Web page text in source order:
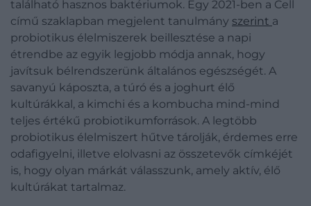
található hasznos baktériumok. Egy 2021-ben a Cell
című szaklapban megjelent tanulmány szerint a
probiotikus élelmiszerek beillesztése a napi
étrendbe az egyik legjobb módja annak, hogy
javítsuk bélrendszerünk általános egészségét. A
savanyú káposzta, a túró és a joghurt élő
kultúrákkal, a kimchi és a kombucha mind-mind
teljes értékű probiotikumforrások. A legtöbb
probiotikus élelmiszert hűtve tárolják, érdemes erre
odafigyelni, illetve elolvasni az összetevők címkéjét
is, hogy olyan márkát válasszunk, amely aktív, élő
kultúrákat tartalmaz.